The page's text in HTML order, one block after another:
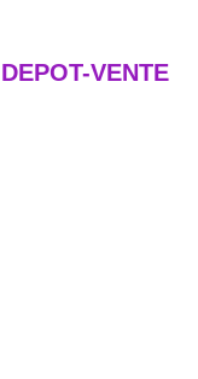
DEPOT-VENTE